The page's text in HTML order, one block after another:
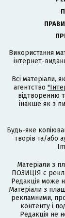
Використання
інтернет-
Всі матеріали,
агентство
відтворенню
інакше як з
Будь-яке
творів та/або
Матеріали з
ПОЗИЦІЯ є
Редакція може
Матеріали з
рекламними,
контенту і
Редакція не